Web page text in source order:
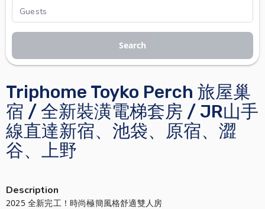
Triphome Toyko Perch 旅屋巢
宿 / 全新裝潢電梯套房 / JR山手
線直達新宿、池袋、原宿、澀
谷、上野
Description
2025 全新完工！時尚極簡風格舒適雙人房
Search